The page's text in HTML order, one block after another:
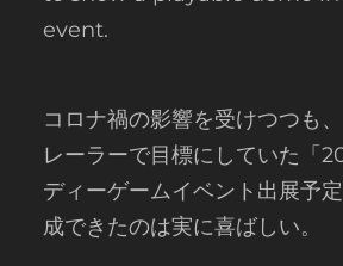
event.
コロナ禍の影響を受けつつも
レーラーで目標にしていた「
ディーゲームイベント出展予
成できたのは実に喜ばしい。